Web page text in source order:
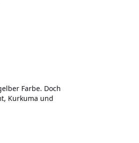
Farbe. Doch
Kurkuma und